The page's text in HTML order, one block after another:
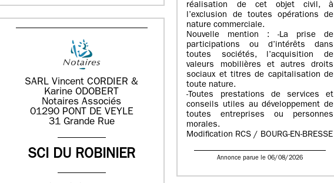
réalisation de cet objet civil, à
l’exclusion de toutes opérations de
nature commerciale.
Nouvelle mention : -La prise de
participations ou d’intérêts dans
toutes sociétés, l’acquisition de
valeurs mobilières et autres droits
sociaux et titres de capitalisation de
toute nature.
-Toutes prestations de services et
conseils utiles au développement de
toutes entreprises ou personnes
morales.
Modification RCS / BOURG-EN-BRESSE
Annonce parue le 06/08/2026
SARL Vincent CORDIER &
Karine ODOBERT
Notaires Associés
01290 PONT DE VEYLE
31 Grande Rue
SCI DU ROBINIER